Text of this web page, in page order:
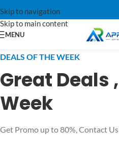
Skip to navigation
Skip to main content
MENU
DEALS OF THE WEEK
Great Deals
Week
Get Promo up to 80%, Contact